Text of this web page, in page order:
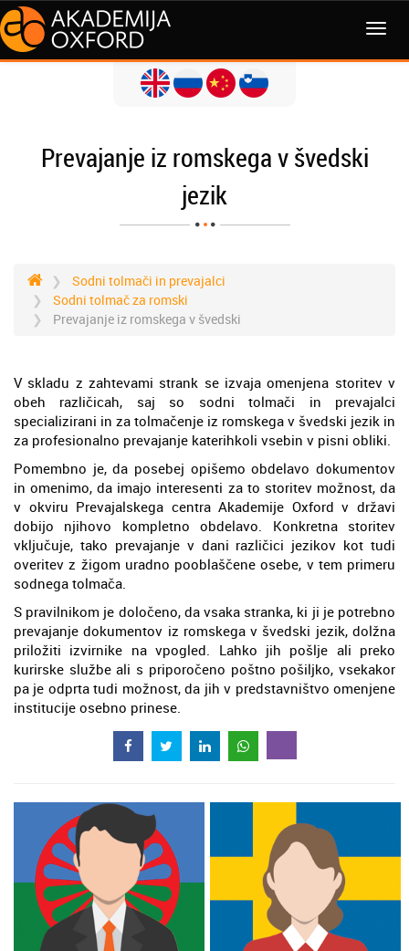
MENI
Prevajanje iz romskega v švedski
jezik
Sodni tolmači in prevajalci
Sodni tolmač za romski
Prevajanje iz romskega v švedski
V skladu z zahtevami strank se izvaja omenjena storitev v
obeh različicah, saj so sodni tolmači in prevajalci
specializirani in za tolmačenje iz romskega v švedski jezik in
za profesionalno prevajanje katerihkoli vsebin v pisni obliki.
Pomembno je, da posebej opišemo obdelavo dokumentov
in omenimo, da imajo interesenti za to storitev možnost, da
v okviru Prevajalskega centra Akademije Oxford v državi
dobijo njihovo kompletno obdelavo. Konkretna storitev
vključuje, tako prevajanje v dani različici jezikov kot tudi
overitev z žigom uradno pooblaščene osebe, v tem primeru
sodnega tolmača.
S pravilnikom je določeno, da vsaka stranka, ki ji je potrebno
prevajanje dokumentov iz romskega v švedski jezik, dolžna
priložiti izvirnike na vpogled. Lahko jih pošlje ali preko
kurirske službe ali s priporočeno poštno pošiljko, vsekakor
pa je odprta tudi možnost, da jih v predstavništvo omenjene
institucije osebno prinese.